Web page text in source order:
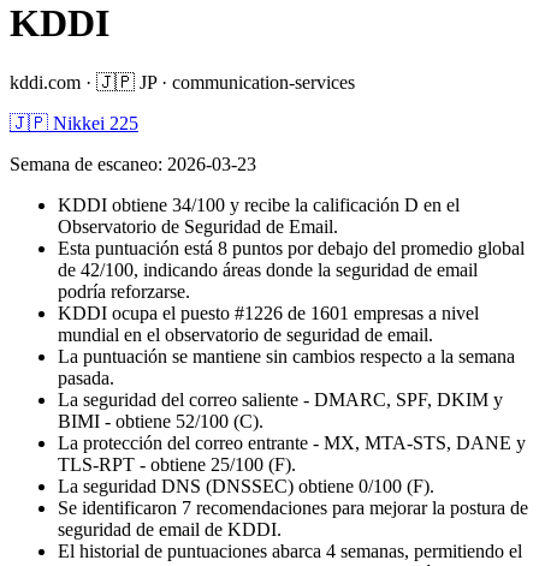
KDDI
kddi.com · 🇯🇵 JP· communication-services
🇯🇵 Nikkei 225
Semana de escaneo: 2026-03-23
KDDI obtiene 34/100 y recibe la calificación D en el
Observatorio de Seguridad de Email.
Esta puntuación está 8 puntos por debajo del promedio global
de 42/100, indicando áreas donde la seguridad de email
podría reforzarse.
KDDI ocupa el puesto #1226 de 1601 empresas a nivel
mundial en el observatorio de seguridad de email.
La puntuación se mantiene sin cambios respecto a la semana
pasada.
La seguridad del correo saliente - DMARC, SPF, DKIM y
BIMI - obtiene 52/100 (C).
La protección del correo entrante - MX, MTA-STS, DANE y
TLS-RPT - obtiene 25/100 (F).
La seguridad DNS (DNSSEC) obtiene 0/100 (F).
Se identificaron 7 recomendaciones para mejorar la postura de
seguridad de email de KDDI.
El historial de puntuaciones abarca 4 semanas, permitiendo el